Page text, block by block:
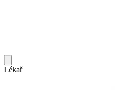
Lékař